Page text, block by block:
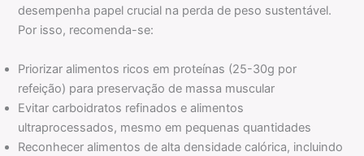
desempenha papel crucial na perda de peso sustentável.
Por isso, recomenda-se:
Priorizar alimentos ricos em proteínas (25-30g por
refeição) para preservação de massa muscular
Evitar carboidratos refinados e alimentos
ultraprocessados, mesmo em pequenas quantidades
Reconhecer alimentos de alta densidade calórica, incluindo